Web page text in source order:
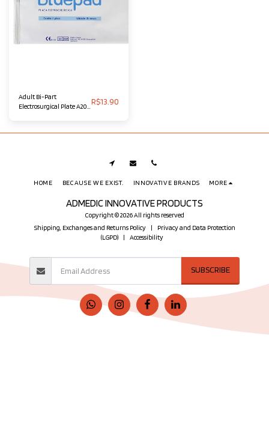
Adult Bi-Part
Electrosurgical Plate A20 R$13.90
ADMEDIC INNOVATIVE PRODUCTS
Copyright © 2026 All rights reserved
Shipping, Exchanges and Returns Policy|
Privacy and Data Protection
(LGPD) | Accessibility
HOME BECAUSE WE EXIST. INNOVATIVE BRANDS MORE
SUBSCRIBE